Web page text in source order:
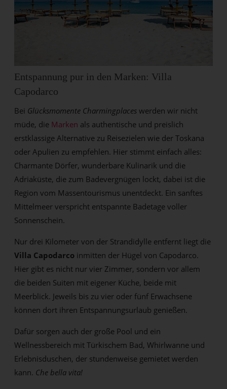
Entspannung pur in den Marken: Villa
Capodarco
Bei Glücksmomente Charmingplaces werden wir nicht
müde, die Marken als authentische und preislich
erstklassige Alternative zu Reisezielen wie der Toskana
oder Apulien zu empfehlen. Hier stimmt einfach alles:
Charmante Dörfer, wunderbare Kulinarik und die
Adriaküste, die zum Badevergnügen lockt, dabei ist die
Region vom Massentourismus unentdeckt. Ein sanftes
Mittelmeer verspricht entspannte Badetage voller
Sonnenschein.
Nur drei Kilometer von der Strandidylle entfernt liegt die
Villa Capodarco inmitten der Hügel von Capodarco.
Hier gibt es nicht nur vier Zimmer, sondern vor allem
die beiden Suiten mit eigener Küche, beide mit
Meerblick. Jeweils bis zu vier oder fünf Erwachsene
können dort ihren Entspannungsurlaub genießen.
Dafür sorgen auch der große Pool und ein
Wellnessbereich mit Türkischem Bad, Whirlwanne und
Erlebnisduschen, der stundenweise gemietet werden
kann. Che bella vita!